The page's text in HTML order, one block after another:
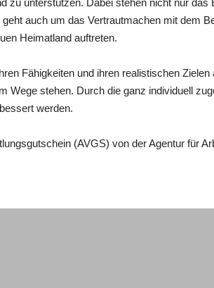
auch um das Vertrautmachen mit dem
Heimatland auftreten.
Fähigkeiten und ihren realistischen
Wege stehen. Durch die ganz individuell
werden.
(AVGS) von der Agentur für